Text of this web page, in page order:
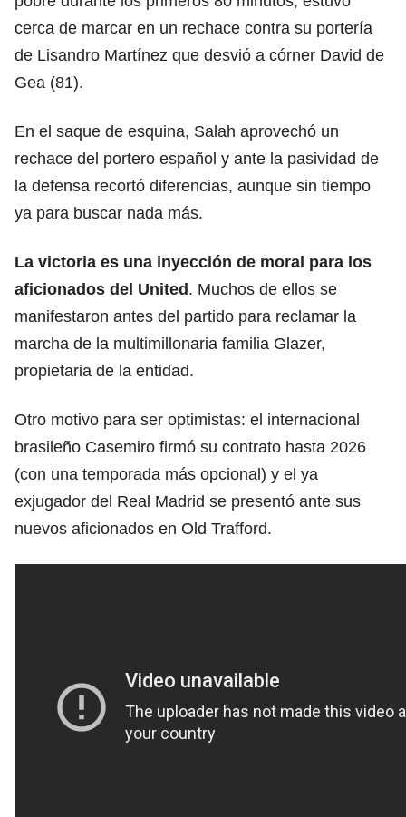
cerca de marcar en un rechace contra su portería
de Lisandro Martínez que desvió a córner David de
Gea (81).
En el saque de esquina, Salah aprovechó un
rechace del portero español y ante la pasividad de
la defensa recortó diferencias, aunque sin tiempo
ya para buscar nada más.
La victoria es una inyección de moral para los
aficionados del United. Muchos de ellos se
manifestaron antes del partido para reclamar la
marcha de la multimillonaria familia Glazer,
propietaria de la entidad.
Otro motivo para ser optimistas: el internacional
brasileño Casemiro firmó su contrato hasta 2026
(con una temporada más opcional) y el ya
exjugador del Real Madrid se presentó ante sus
nuevos aficionados en Old Trafford.